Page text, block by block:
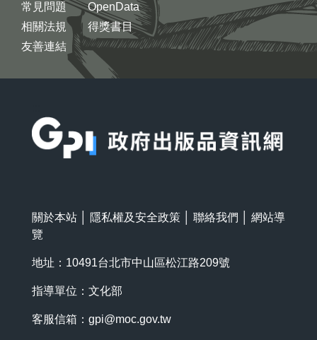
常見問題
相關法規
友善連結
OpenData
得獎書目
關於本站 隱私權及安全政策 聯絡我們
網站導
覽
地址：10491台北市中山區松江路209號
指導單位：文化部
客服信箱： gpi@moc.gov.tw